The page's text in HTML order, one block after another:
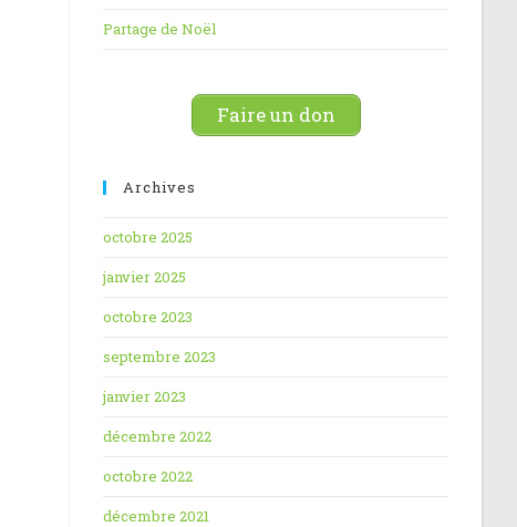
Partage de Noël
Faire un don
Archives
octobre 2025
janvier 2025
octobre 2023
septembre 2023
janvier 2023
décembre 2022
octobre 2022
décembre 2021